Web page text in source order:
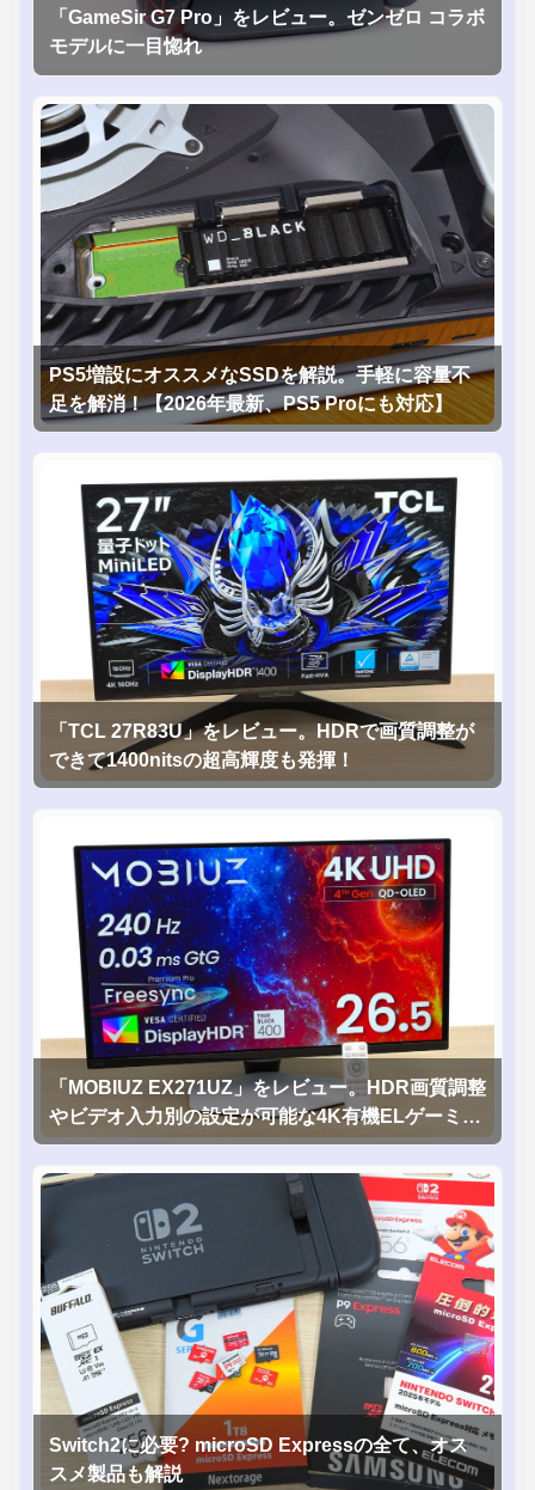
「GameSir G7 Pro」をレビュー。ゼンゼロ コラボ
モデルに一目惚れ
PS5増設にオススメなSSDを解説。手軽に容量不
足を解消！【2026年最新、PS5 Proにも対応】
「TCL 27R83U」をレビュー。HDRで画質調整が
できて1400nitsの超高輝度も発揮！
「MOBIUZ EX271UZ」をレビュー。HDR画質調整
やビデオ入力別の設定が可能な4K有機ELゲーミン
グモニタを徹底検証
Switch2に必要? microSD Expressの全て、オス
スメ製品も解説